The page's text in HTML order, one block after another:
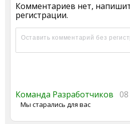
Комментариев нет,
регистрации.
Команда Разработчиков
Мы старались для вас